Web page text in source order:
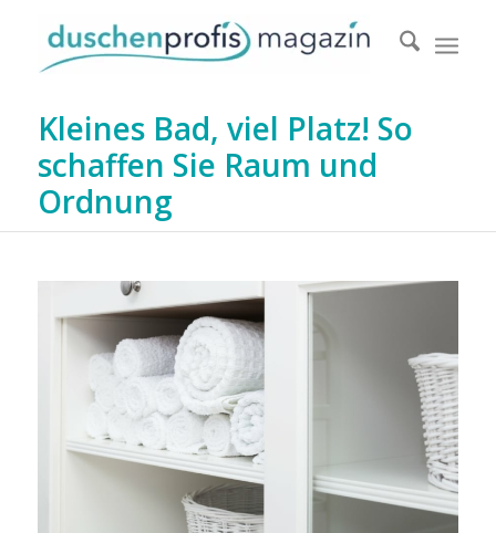
Kleines Bad, viel Platz! So
schaffen Sie Raum und
Ordnung